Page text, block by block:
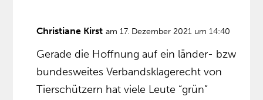
Christiane Kirst am 17. Dezember 2021 um 14:40
Gerade die Hoffnung auf ein länder- bzw
bundesweites Verbandsklagerecht von
Tierschützern hat viele Leute “grün”